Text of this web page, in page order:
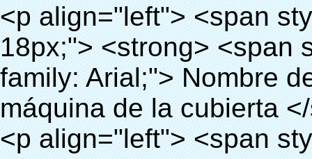
<p align="left"> <span style="line-height: 27px; font-size: 18px;"> <strong> <span style="line-height: 27px; font-family: Arial;"> Nombre del producto: automático máquina de la cubierta </span> </strong> </span> </p> <p align="left"> <span style="line-height: 27px; font-size: 18px;"> <strong> </strong> <strong> </strong> <strong> </strong> <strong> </strong> <strong> </strong> <strong> </strong> <strong> </strong> <strong> </strong> <strong> <span style="line-height: 27px; font-family: Arial;"> Modelo no.: XT-46C </span> </strong> </span> </p> <p align="left">&nbsp;</p> <div id="ali-anchor-AliPostDhMb-hg729" style="padding-top: 8px; background-color: #f5f5f5;" data-section="AliPostDhMb-hg729" data-section-title="Product Uses"> <div id="ali-title-AliPostDhMb-hg729" style="padding: 8px 0px; border-bottom-style: solid;"> <span style="background-color: #ddd; color: #333; font-weight: bold; padding: 8px 10px; line-height: 12px;"> Producto utiliza </span> </div> <div style="padding: 10px 0px;"> <p>&nbsp;<img src="http://i03.i.aliimg.com/simg/single/icon/placeholder_100x100.png" data-src="http://g01.s.alicdn.com/kf/HTB1v.cvIXXXXXaaXpXXq6xXFXXXJ/200852200/HTB1v.cvIXXXXXaaXpXXq6xXFXXXJ.jpg" data-alt="Inteligente automático de la cubierta del zapato de la máquina" width="700" ori-width="800" ori-height="970" /> <noscript><img src="http://g01.s.alicdn.com/kf/HTB1v.cvIXXXXXaaXpXXq6xXFXXXJ/200852200/HTB1v.cvIXXXXXaaXpXXq6xXFXXXJ.jpg" alt="Inteligente automático de la cubierta del zapato de la máquina" width="700" ori-width="800" ori-height="970"></noscript> <img src="http://i03.i.aliimg.com/simg/single/icon/placeholder_100x100.png" data-src="http://g04.s.alicdn.com/kf/HTB1AmpcHVXXXXXqXXXXq6xXFXXX3/200852200/HTB1AmpcHVXXXXXqXXXXq6xXFXXX3.jpg" data-alt="Inteligente automático de la cubierta del zapato de la máquina" width="700" ori-width="590" ori-height="588" /> <noscript><img src="http://g04.s.alicdn.com/kf/HTB1AmpcHVXXXXXqXXXXq6xXFXXX3/200852200/HTB1AmpcHVXXXXXqXXXXq6xXFXXX3.jpg" alt="Inteligente automático de la cubierta del zapato de la máquina" width="700" ori-width="590" ori-height="588"></noscript> </p> <p>&nbsp;</p> </div> </div> <div id="ali-anchor-AliPostDhMb-g01as" style="padding-top: 8px;" data-section="AliPostDhMb-g01as" data-section-title="Technology"> <div id="ali-title-AliPostDhMb-g01as" style="padding: 8px 0px; border-bottom-style: solid;"> <span style="background-color: #ddd; color: #333; font-weight: bold; padding: 8px 10px; line-height: 12px;"> Tecnología </span> </div> <div style="padding: 10px 0px;"> <p>&nbsp; <span style="line-height: 21px; font-size: 14px;"> <span style="line-height: normal; font-family: Arial;"> Esta máquina de la cubierta automática utiliza el principio de que <span style="line-height: 21px; color: #0000ff;"> <strong> <span style="line-height: 21px; color: #99cc00;"> <em> T </em> </span> </strong> </span> </span> <strong> <span style="line-height: 21px; color: #99cc00;"> <em> <span style="line-height: normal; font-family: Arial;"> Hermo film retráctil se reducirá en </span> </em> </span> </strong> </span> </p> <p> <span style="line-height: 21px; font-size: 14px;"> <strong> <em> <span style="line-height: normal; font-family: Arial; color: #99cc00;"> Temperatura adecuada </span> </em> </strong> <span style="line-height: normal; font-family: Arial;"> <strong> <em> <span style="line-height: 21px; color: #99cc00;"> . </span> </em> </strong> Tecnología diferente de otros cubierta del zapato </span> <span style="line-height: normal; font-family: Arial;"> Máquina </span> <span style="line-height: normal; font-family: Arial;"> . </span> </span> </p> <p> <span style="line-height: 21px; font-size: 14px;"> <span style="line-height: normal; font-family: Arial;"> Puede <span style="line-height: 21px; color: #0000ff;"> </span> </span> <em> <span style="line-height: normal; font-weight: bold; font-family: Arial; color: #99cc00;"> Automáticamente </span> </em> <span style="line-height: normal; font-family: Arial;"> <em> <span style="line-height: 21px; color: #99cc00;">